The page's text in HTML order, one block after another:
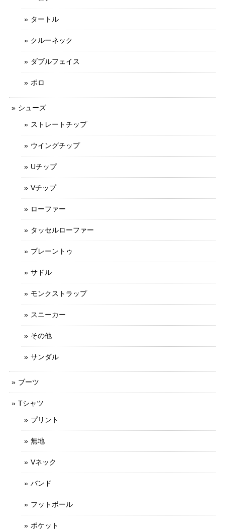
タートル
クルーネック
ダブルフェイス
ポロ
シューズ
ストレートチップ
ウイングチップ
Uチップ
Vチップ
ローファー
タッセルローファー
プレーントゥ
サドル
モンクストラップ
スニーカー
その他
サンダル
ブーツ
Tシャツ
プリント
無地
Vネック
バンド
フットボール
ポケット